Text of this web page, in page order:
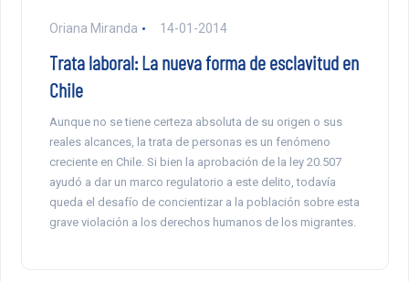
Oriana Miranda 14-01-2014
Trata laboral: La nueva forma de esclavitud en
Chile
Aunque no se tiene certeza absoluta de su origen o sus
reales alcances, la trata de personas es un fenómeno
creciente en Chile. Si bien la aprobación de la ley 20.507
ayudó a dar un marco regulatorio a este delito, todavía
queda el desafío de concientizar a la población sobre esta
grave violación a los derechos humanos de los migrantes.